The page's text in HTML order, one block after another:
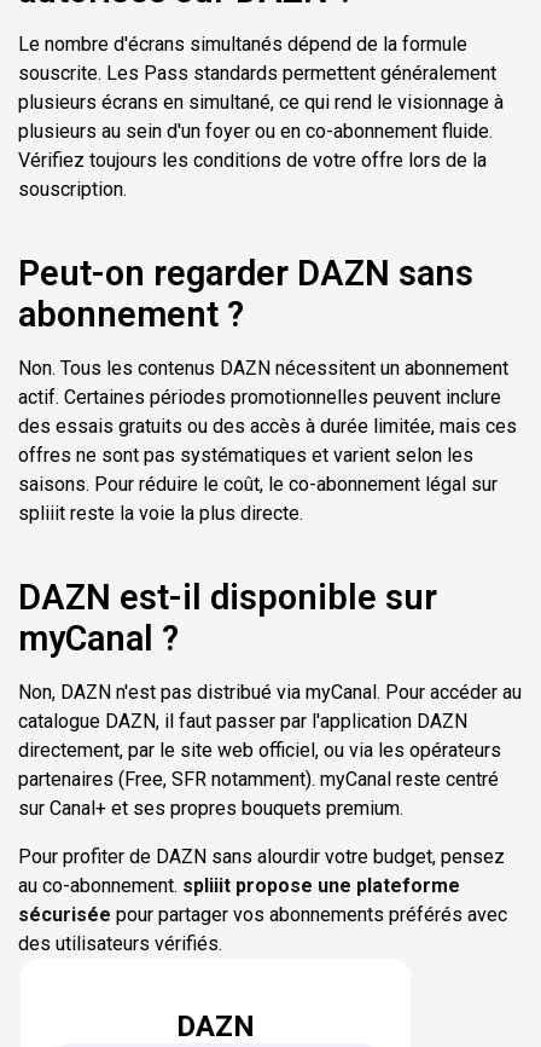
Le nombre d'écrans simultanés dépend de la formule
souscrite. Les Pass standards permettent généralement
plusieurs écrans en simultané, ce qui rend le visionnage à
plusieurs au sein d'un foyer ou en co-abonnement fluide.
Vérifiez toujours les conditions de votre offre lors de la
souscription.
Peut-on regarder DAZN sans
abonnement ?
Non. Tous les contenus DAZN nécessitent un abonnement
actif. Certaines périodes promotionnelles peuvent inclure
des essais gratuits ou des accès à durée limitée, mais ces
offres ne sont pas systématiques et varient selon les
saisons. Pour réduire le coût, le co-abonnement légal sur
spliiit reste la voie la plus directe.
DAZN est-il disponible sur
myCanal ?
Non, DAZN n'est pas distribué via myCanal. Pour accéder au
catalogue DAZN, il faut passer par l'application DAZN
directement, par le site web officiel, ou via les opérateurs
partenaires (Free, SFR notamment). myCanal reste centré
sur Canal+ et ses propres bouquets premium.
Pour profiter de DAZN sans alourdir votre budget, pensez
au co-abonnement. spliiit propose une plateforme
sécurisée pour partager vos abonnements préférés avec
des utilisateurs vérifiés.
DAZN